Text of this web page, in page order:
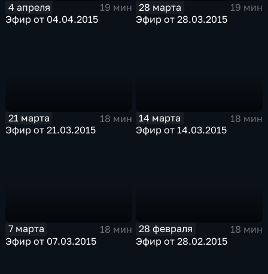
4 апреля
19 мин
Эфир от 04.04.2015
28 марта
19 мин
Эфир от 28.03.2015
21 марта
18 мин
Эфир от 21.03.2015
14 марта
18 мин
Эфир от 14.03.2015
7 марта
18 мин
Эфир от 07.03.2015
28 февраля
18 мин
Эфир от 28.02.2015